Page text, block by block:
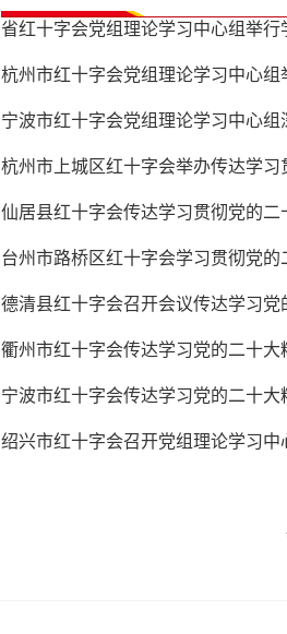
杭州市红十字会党组理论学习中心
宁波市红十字会党组理论学习中心
杭州市上城区红十字会举办传达学
仙居县红十字会传达学习贯彻党的二
台州市路桥区红十字会学习贯彻党的
德清县红十字会召开会议传达学习党
衢州市红十字会传达学习党的二十大
宁波市红十字会传达学习党的二十大
绍兴市红十字会召开党组理论学习